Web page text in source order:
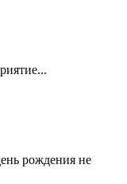
рождения не